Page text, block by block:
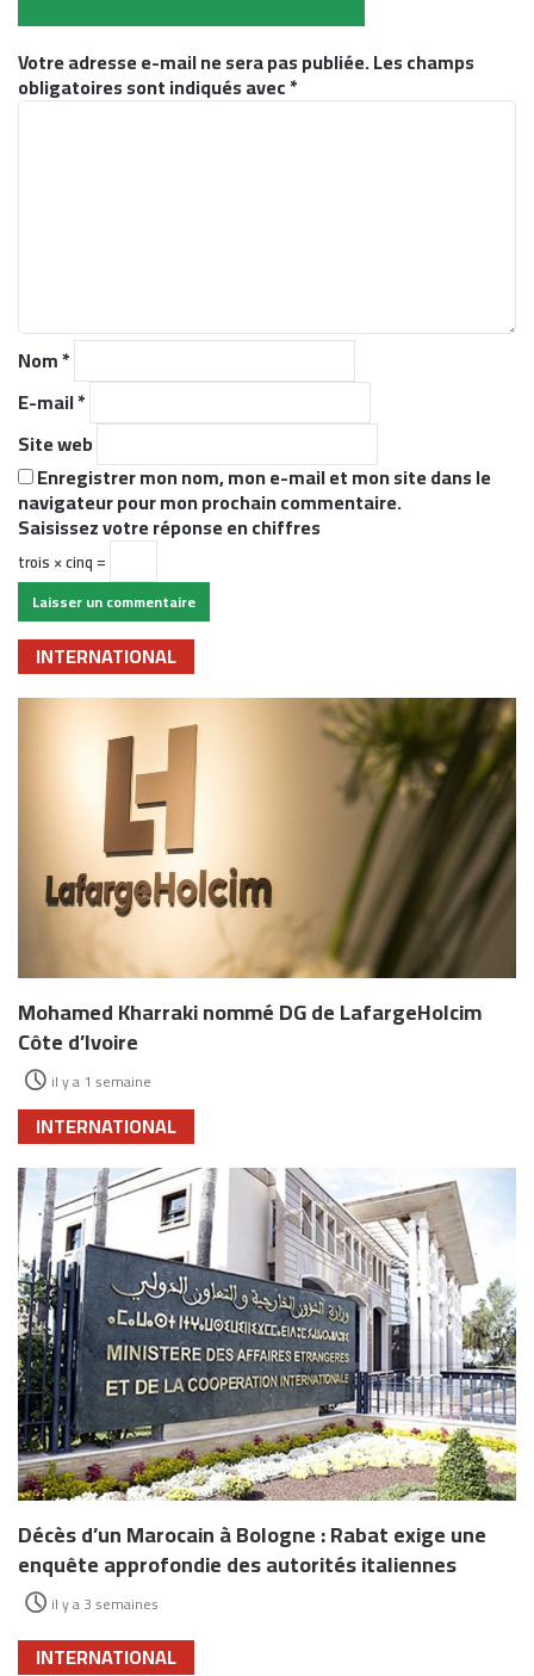
Votre adresse e-mail ne sera pas publiée.Les champs
obligatoires sont indiqués avec*
C
r
e
*
Nom*
E-mail*
Site web
Enregistrer mon nom, mon e-mail et mon site dans le
navigateur pour mon prochain commentaire.
Saisissez votre réponse en chiffres
trois × cinq =
INTERNATIONAL
Mohamed Kharraki nommé DG de LafargeHolcim
Côte d’Ivoire
il y a 1 semaine
INTERNATIONAL
Décès d’un Marocain à Bologne : Rabat exige une
enquête approfondie des autorités italiennes
il y a 3 semaines
INTERNATIONAL